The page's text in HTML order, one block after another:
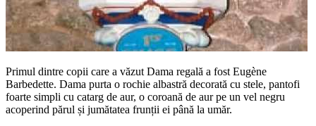
Primul dintre copii care a văzut Dama regală a fost Eugène
Barbedette. Dama purta o rochie albastră decorată cu stele, pantofi
foarte simpli cu catarg de aur, o coroană de aur pe un vel negru
acoperind părul și jumătatea frunții ei până la umăr.